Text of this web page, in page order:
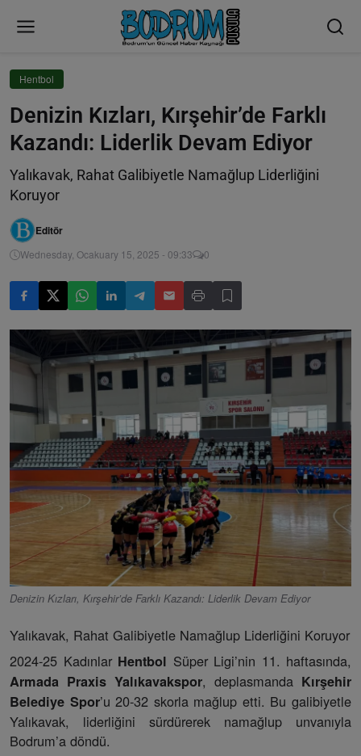
Hentbol
Denizin Kızları, Kırşehir’de Farklı
Kazandı: Liderlik Devam Ediyor
Yalıkavak, Rahat Galibiyetle Namağlup Liderliğini
Koruyor
Editör
Wednesday, Ocakuary 15, 2025 - 09:33 0
Denizin Kızları, Kırşehir’de Farklı Kazandı: Liderlik Devam Ediyor
Yalıkavak, Rahat Galibiyetle Namağlup Liderliğini Koruyor
2024-25 Kadınlar Hentbol Süper Ligi’nin 11. haftasında,
Armada Praxis Yalıkavakspor, deplasmanda Kırşehir
Belediye Spor’u 20-32 skorla mağlup etti. Bu galibiyetle
Yalıkavak, liderliğini sürdürerek namağlup unvanıyla
Bodrum’a döndü.